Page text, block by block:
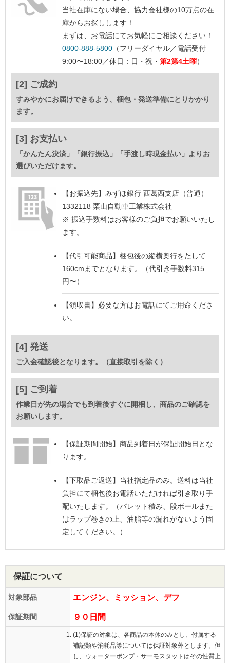
当社在庫にない場合、協力会社様の10万点の在
庫からお探しします！
まずは、お電話にてお気軽にご相談ください！
0800-888-5800 （フリーダイヤル／電話受付
9:00〜18:00／休日：日・祝・ 第2第4土曜）
[2] ご成約
すみやかにお届けできるよう、梱包・発送準備にとりかかり
ます。
[3] お支払い
「かんたん決済」「銀行振込」「手渡し時現金払い」よりお
選びいただけます。
【お振込先】 みずほ銀行 西葛西支店（普通）
1332118 栗山自動車工業株式会社
※ 振込手数料はお客様のご負担でお願いいたし
ます。
【代引可能商品】 梱包後の縦横奥行をたして
160cmまでとなります。（代引き手数料315
円〜）
【領収書】 必要な方はお電話にてご用命くださ
い。
[4] 発送
ご入金確認後となります。（直接取引を除く）
[5] ご到着
作業日が先の場合でも到着後すぐに開梱し、商品のご確認を
お願いします。
【保証期間開始】 商品到着日が保証開始日とな
ります。
【下取品ご返送】 当社指定品のみ。送料は当社
負担にて梱包後お電話いただければ引き取り手
配いたします。（パレット積み、段ボールまた
はラップ巻きの上、油脂等の漏れがないよう固
定してください。）
保証について
対象部品 エンジン、ミッション、デフ
保証期間 ９０日間
(1)保証の対象は、各商品の本体のみとし、付属する
補記類や消耗品等については保証対象外とします。但
し、ウォーターポンプ・サーモスタットはその性質上